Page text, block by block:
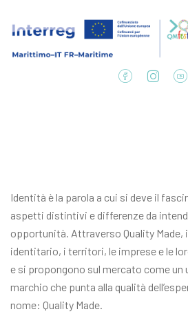
Identità è la parola a cui si deve il
aspetti distintivi e differenze da
opportunità. Attraverso Quality Made,
identitario, i territori, le imprese e le
e si propongono sul mercato come
marchio che punta alla qualità
nome: Quality Made.